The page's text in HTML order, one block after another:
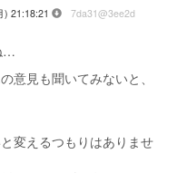
) 21:18:21 7da31@3ee2d
…
意見も聞いてみないと、
変えるつもりはありませ